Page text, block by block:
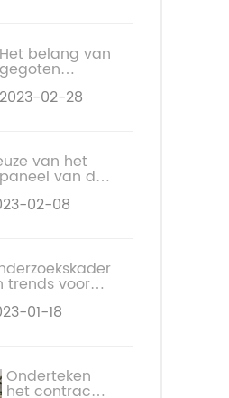
Het belang van
gegoten
acrylplaten
voor
2023-02-28
van het
van de
02-08
trends voor
01-18
Onderteken
het contract